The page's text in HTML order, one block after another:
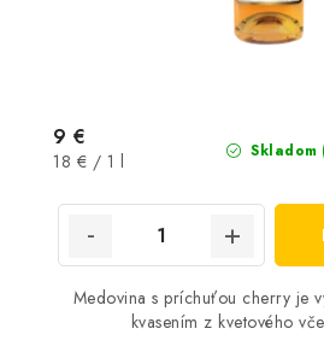
Skladom
9 €
Jednotková
18 € / 1 l
Medovina s príchuťou cherry je
kvasením z kvetového